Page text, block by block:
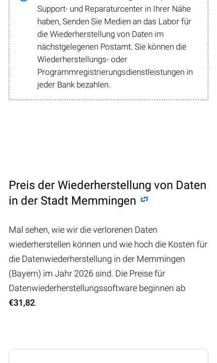
Support- und Reparaturcenter in Ihrer Nähe
haben, Senden Sie Medien an das Labor für
die Wiederherstellung von Daten im
nächstgelegenen Postamt. Sie können die
Wiederherstellungs- oder
Programmregistrierungsdienstleistungen in
jeder Bank bezahlen.
Preis der Wiederherstellung von Daten
in der Stadt Memmingen
Mal sehen, wie wir die verlorenen Daten
wiederherstellen können und wie hoch die Kosten für
die Datenwiederherstellung in der Memmingen
(Bayern) im Jahr 2026 sind. Die Preise für
Datenwiederherstellungssoftware beginnen ab
€31,82.